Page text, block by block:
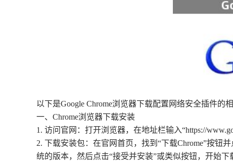
以下是Google Chrome浏览器下载配置网络安全插件的相
一、Chrome浏览器下载安装
1. 访问官网：打开浏览器，在地址栏输入“https://
2. 下载安装包：在官网首页，找到“下载Chrome”按钮
统的版本，然后点击“接受并安装”或类似按钮，开始下